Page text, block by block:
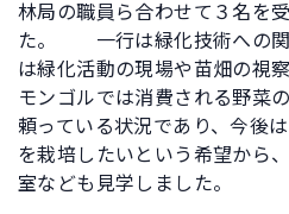
林局の職員ら合わせて３名を
た。
一行は緑化技術への
は緑化活動の現場や苗畑の視
モンゴルでは消費される野菜
頼っている状況であり、今後
を栽培したいという希望から
室なども見学しました。